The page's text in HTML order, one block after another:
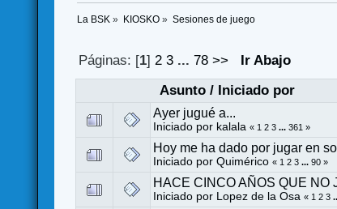
La BSK » KIOSKO» Sesiones de juego
Páginas: [1] 2 3 ... 78 >>
Ir Abajo
Asunto/ Iniciado por
Ayer jugué a...
Iniciado por kalala « 1 2 3 ...361 »
Hoy me ha dado por jugar en
Iniciado porQuimérico « 1 2 3 ...90 »
HACE CINCO AÑOS QUE NO
Iniciado por Lopez de la Osa « 1 2 3